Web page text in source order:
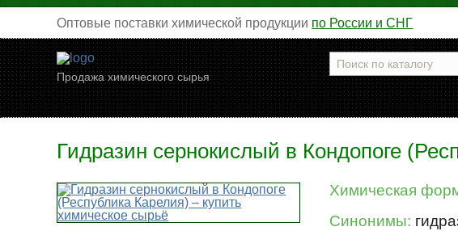
Оптовые поставки химической продукции по России и СНГ
Продажа химического сырья
Гидразин сернокислый в Кондопоге
Химическая
Синонимы: